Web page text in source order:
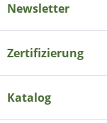
Newsletter
Zertifizierung
Katalog